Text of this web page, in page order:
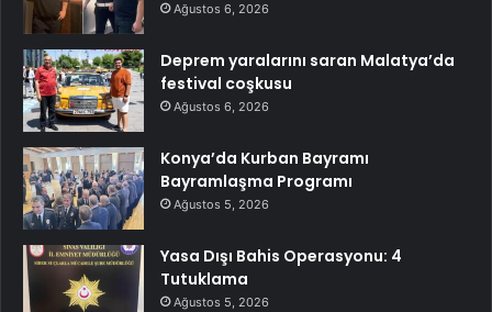
Ağustos 6, 2026
Deprem yaralarını saran Malatya’da
festival coşkusu
Ağustos 6, 2026
Konya’da Kurban Bayramı
Bayramlaşma Programı
Ağustos 5, 2026
Yasa Dışı Bahis Operasyonu: 4
Tutuklama
Ağustos 5, 2026